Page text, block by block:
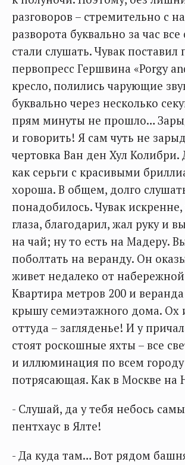
разговоров – стремительно с
разворота буквально за час
стали слушать. Чувак поставил
первопресс Гершвина «Porgy
кресло, полились чарующие
буквально через несколько
прям минуты не прошло…
и говорить! Я сам чуть не
чертовка Ван ден Хул Колибри.
как серьги с красивыми
хороша. В общем, долго
понадобилось. Чувак искренне,
глаза, благодарил, жал руку и
на чай; ну то есть на Мадеру.
поболтать на веранду. Он
живет недалеко от набережной
Квартира метров 200 и
крышу семиэтажного дома. Ох
оттуда – загляденье! И у
стоят роскошные яхты – все
и иллюминация по всем
потрясающая. Как в Москве на
- Слушай, да у тебя небось
пентхаус в Ялте!
- Да куда там… Вот рядом